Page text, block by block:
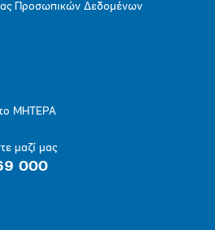
Προσωπικών Δεδομένων
ΜΗΤΕΡΑ
μαζί μας
000